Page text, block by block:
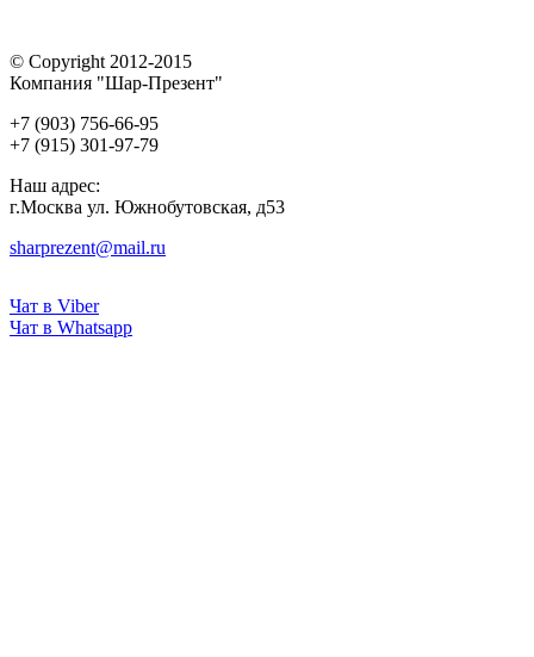
© Copyright 2012-2015
Компания "Шар-Презент"
+7 (903) 756-66-95
+7 (915) 301-97-79
Наш адрес:
г.Москва ул. Южнобутовская, д53
sharprezent@mail.ru
Чат в Viber
Чат в Whatsapp